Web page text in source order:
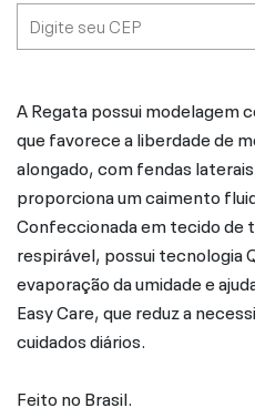
A Regata possui modelagem
que favorece a liberdade de
alongado, com fendas
proporciona um caimento
Confeccionada em tecido de
respirável, possui tecnologia
evaporação da umidade e
Easy Care, que reduz a
cuidados diários.
Feito no Brasil.